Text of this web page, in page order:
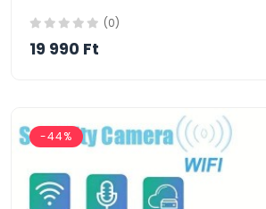
(0)
19 990 Ft
-44%